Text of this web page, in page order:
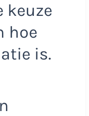
keuze
hoe
is.